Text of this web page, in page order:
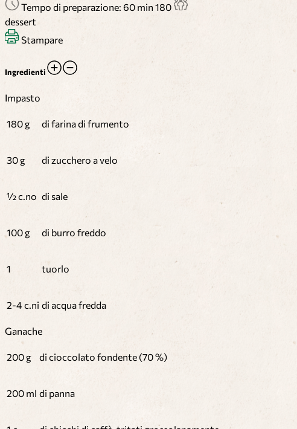
Tempo di preparazione: 60 min 180
dessert
Stampare
Ingredienti
Impasto
180 g di farina di frumento
30 g di zucchero a velo
½ c.no di sale
100 g di burro freddo
1 tuorlo
2-4 c.ni di acqua fredda
Ganache
200 g di cioccolato fondente (70 %)
200 ml di panna